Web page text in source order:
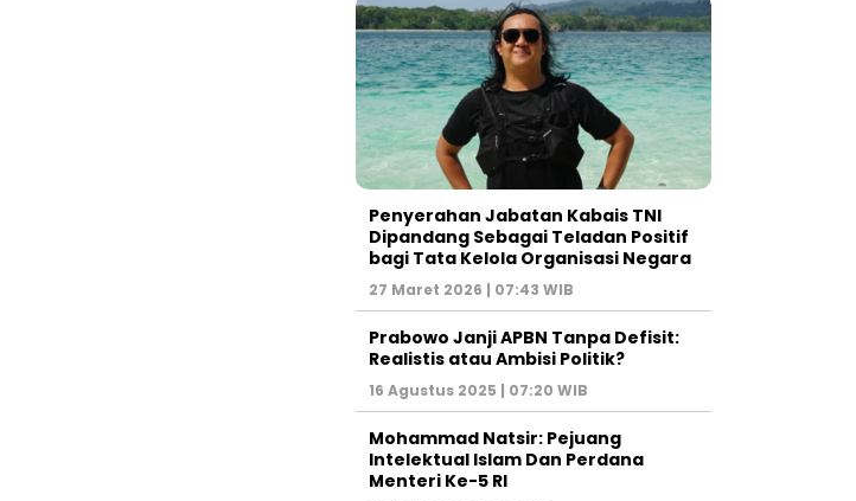
Penyerahan Jabatan Kabais TNI
Dipandang Sebagai Teladan Positif
bagi Tata Kelola Organisasi Negara
27 Maret 2026 | 07:43 WIB
Prabowo Janji APBN Tanpa Defisit:
Realistis atau Ambisi Politik?
16 Agustus 2025 | 07:20 WIB
Mohammad Natsir: Pejuang
Intelektual Islam Dan Perdana
Menteri Ke-5 RI